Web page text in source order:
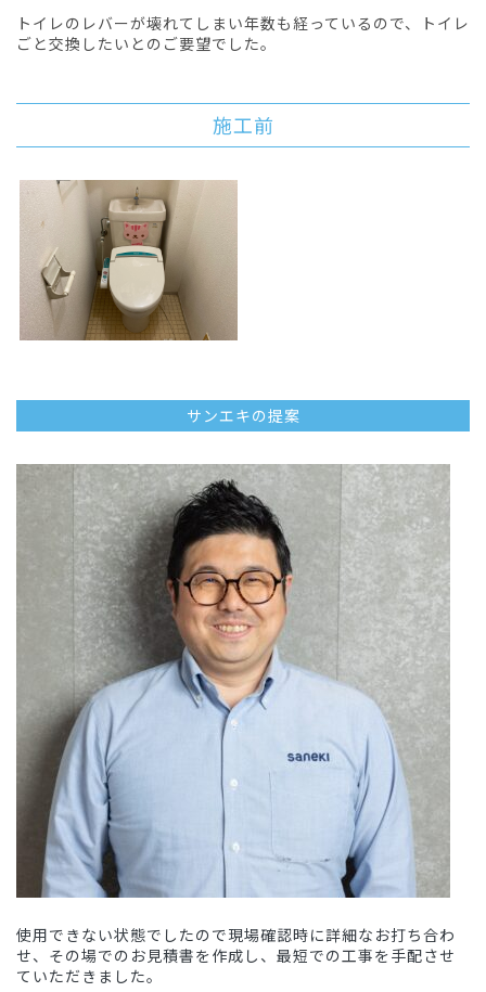
トイレのレバーが壊れてしまい年数も経っているので、トイレ
ごと交換したいとのご要望でした。
施工前
サンエキの提案
使用できない状態でしたので現場確認時に詳細なお打ち合わ
せ、その場でのお見積書を作成し、最短での工事を手配させ
ていただきました。